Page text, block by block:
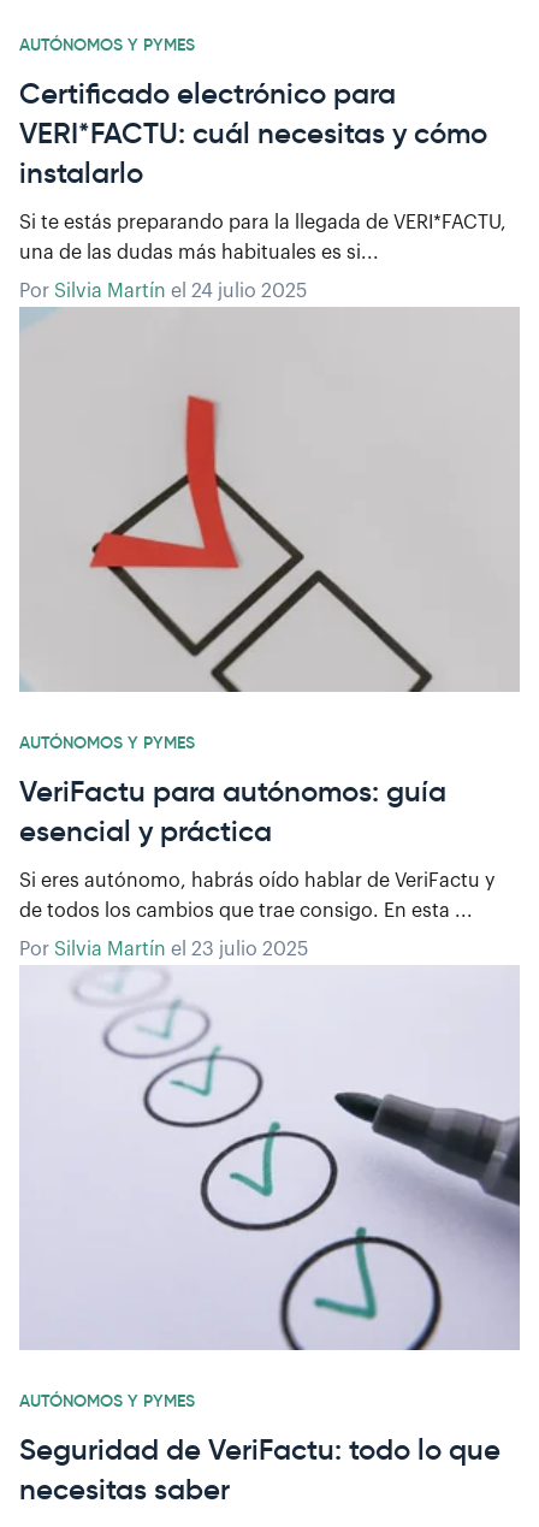
AUTÓNOMOS Y PYMES
Certificado electrónico para
VERI*FACTU: cuál necesitas y cómo
instalarlo
Si te estás preparando para la llegada de VERI*FACTU,
una de las dudas más habituales es si...
Por Silvia Martín el 24 julio 2025
AUTÓNOMOS Y PYMES
VeriFactu para autónomos: guía
esencial y práctica
Si eres autónomo, habrás oído hablar de VeriFactu y
de todos los cambios que trae consigo. En esta ...
Por Silvia Martín el 23 julio 2025
AUTÓNOMOS Y PYMES
Seguridad de VeriFactu: todo lo que
necesitas saber